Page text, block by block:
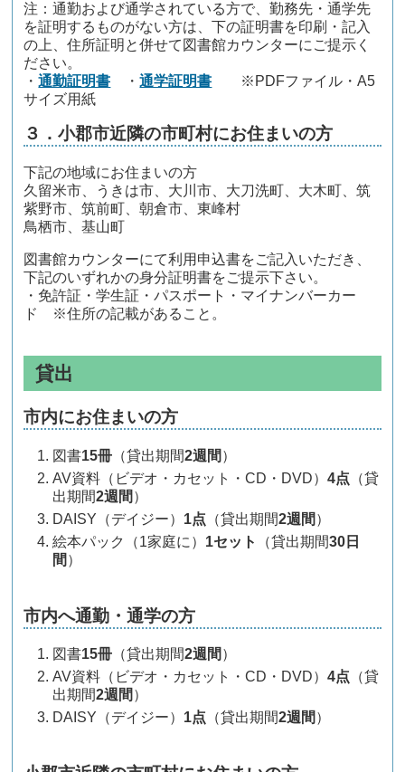
注：通勤および通学されている方で、勤務先・通学先
を証明するものがない方は、下の証明書を印刷・記入
の上、住所証明と併せて図書館カウンターにご提示く
ださい。
・通勤証明書 ・通学証明書 ※PDFファイル・A5
サイズ用紙
３．小郡市近隣の市町村にお住まいの方
下記の地域にお住まいの方
久留米市、うきは市、大川市、大刀洗町、大木町、筑
紫野市、筑前町、朝倉市、東峰村
鳥栖市、基山町
図書館カウンターにて利用申込書をご記入いただき、
下記のいずれかの身分証明書をご提示下さい。
・免許証・学生証・パスポート・マイナンバーカー
ド ※住所の記載があること。
貸出
市内にお住まいの方
図書15冊 （貸出期間2週間 ）
AV資料（ビデオ・カセット・CD・DVD）4点 （貸
出期間2週間 ）
DAISY（デイジー） 1点 （貸出期間2週間 ）
絵本パック（1家庭に） 1セット （貸出期間30日
間 ）
市内へ通勤・通学の方
図書15冊 （貸出期間2週間 ）
AV資料（ビデオ・カセット・CD・DVD）4点 （貸
出期間2週間 ）
DAISY（デイジー） 1点 （貸出期間2週間 ）